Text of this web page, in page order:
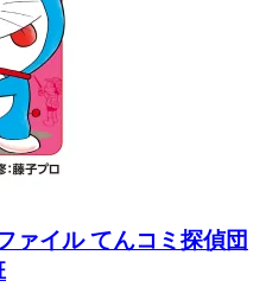
ァイル てんコミ探偵団